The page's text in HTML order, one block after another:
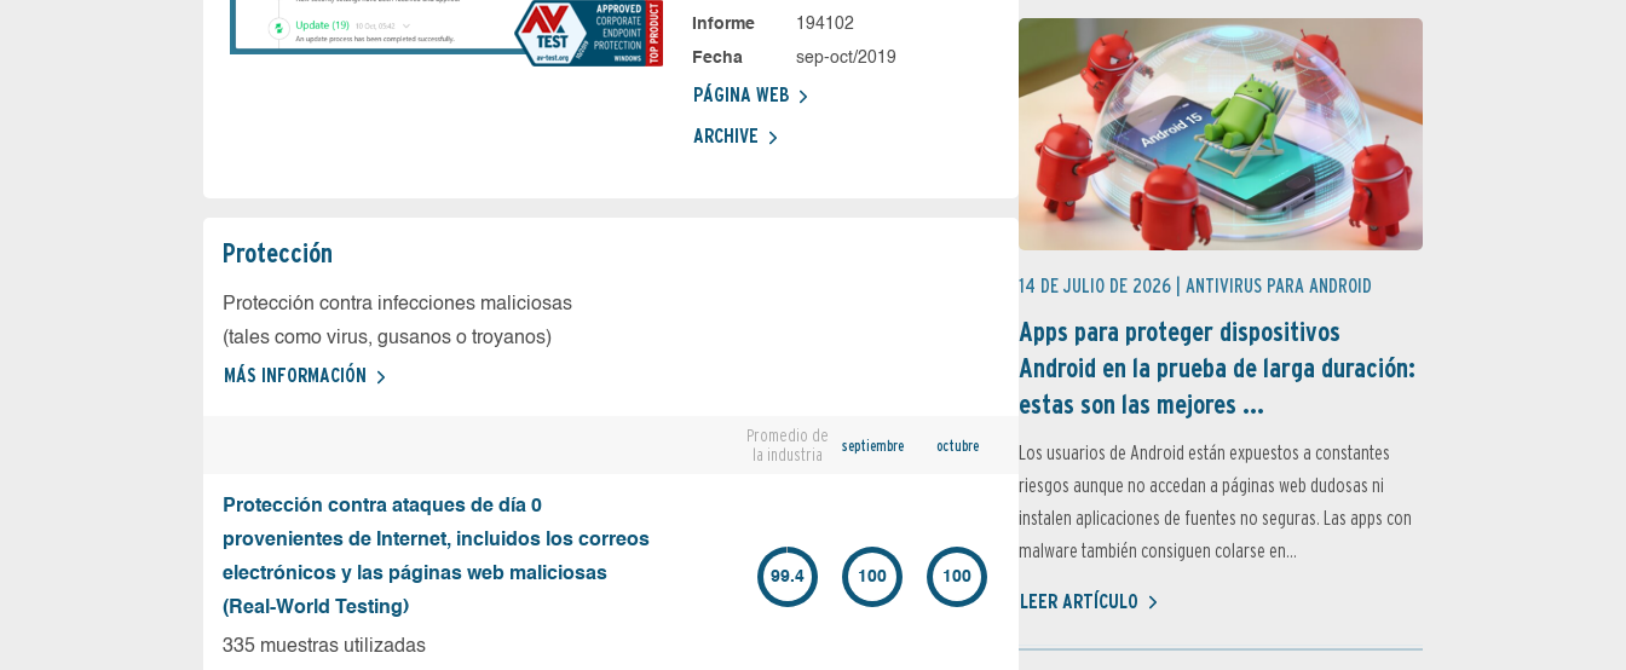
Informe
194102
Fecha
sep-oct/2019
PÁGINA WEB
ARCHIVE
Protección
Protección contra infecciones maliciosas
(tales como virus, gusanos o troyanos)
MÁS INFORMACIÓN
Promedio de
la industria
septiembre octubre
Protección contra ataques de día 0
provenientes de Internet, incluidos los correos
electrónicos y las páginas web maliciosas
(Real-World Testing)
335 muestras utilizadas
99.4 100 100
14 DE JULIO DE 2026 | ANTIVIRUS PARA ANDROID
Apps para proteger dispositivos
Android en la prueba de larga duración:
estas son las mejores ...
Los usuarios de Android están expuestos a constantes
riesgos aunque no accedan a páginas web dudosas ni
instalen aplicaciones de fuentes no seguras. Las apps con
malware también consiguen colarse en...
LEER ARTÍCULO